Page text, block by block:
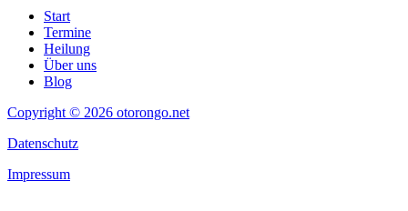
Start
Termine
Heilung
Über uns
Blog
Copyright © 2026 otorongo.net
Datenschutz
Impressum